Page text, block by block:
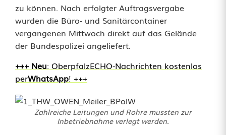
e
f
ü
r
F
l
zu können. Nach erfolgter Auftragsvergabe
wurden die Büro- und Sanitärcontainer
vergangenen Mittwoch direkt auf das Gelände
der Bundespolizei angeliefert.
+++ Neu: OberpfalzECHO-Nachrichten kostenlos
perWhatsApp! +++
Zahlreiche Leitungen und Rohre mussten zur
Inbetriebnahme verlegt werden.